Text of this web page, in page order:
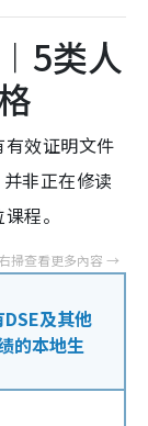
类人
效证明文件
非正在修读
程。
及其他
的本地生